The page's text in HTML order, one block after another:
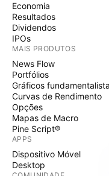
Economia
Resultados
Dividendos
IPOs
MAIS PRODUTOS
News Flow
Portfólios
Gráficos
Curvas de Rendimento
Opções
Mapas de Macro
Pine Script®
APPS
Dispositivo Móvel
Desktop